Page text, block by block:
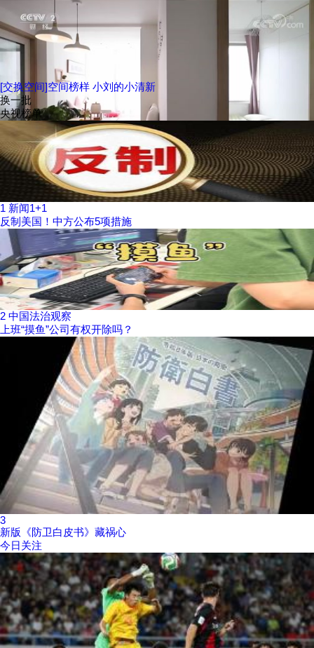
[交换空间]空间榜样 小刘的小清新
换一批
央视榜单
1 新闻1+1
反制美国！中方公布5项措施
2 中国法治观察
上班“摸鱼”公司有权开除吗？
3
新版《防卫白皮书》藏祸心
今日关注